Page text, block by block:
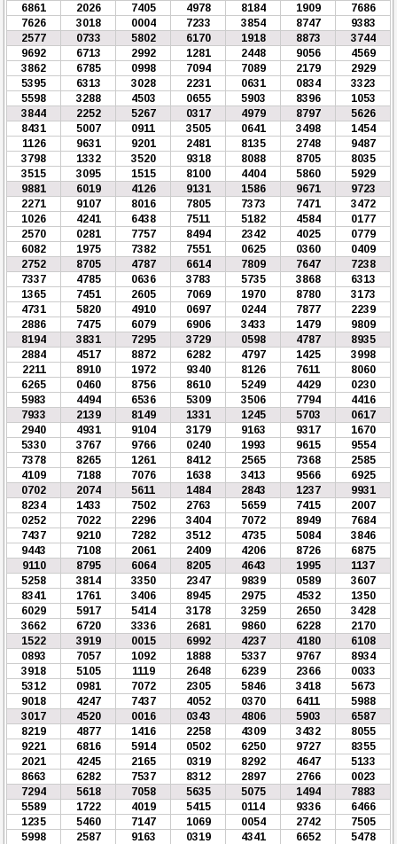
6861
2026 7405 4978 8184 1909
7686
7626
3018 0004 7233 3854 8747
9383
2577
0733 5802 6170 1918 8873
3744
9692
6713 2992 1281 2448 9056
4569
3862
6785 0998 7094 7089 2179
2929
5395
6313 3028 2231 0631 0834
3323
5598
3288 4503 0655 5903 8396
1053
3844
2252 5267 0317 4979 8797
5626
8431
5007 0911 3505 0641 3498
1454
1126
9631 9201 2481 8135 2748
9487
3798
1332 3520 9318 8088 8705
8035
3515
3095 1515 8100 4404 5860
5929
9881
6019 4126 9131 1586 9671
9723
2271
9107 8016 7805 7373 7471
3472
1026
4241 6438 7511 5182 4584
0177
2570
0281 7757 8494 2342 4025
0779
6082
1975 7382 7551 0625 0360
0409
2752
8705 4787 6614 7809 7647
7238
7337
4785 0636 3783 5735 3868
6313
1365
7451 2605 7069 1970 8780
3173
4731
5820 4910 0697 0244 7877
2239
2886
7475 6079 6906 3433 1479
9809
8194
3831 7295 3729 0598 4787
8935
2884
4517 8872 6282 4797 1425
3998
2211
8910 1972 9340 8126 7611
8060
6265
0460 8756 8610 5249 4429
0230
5983
4494 6536 5309 3506 7794
4416
7933
2139 8149 1331 1245 5703
0617
2940
4931 9104 3179 9163 9317
1670
5330
3767 9766 0240 1993 9615
9554
7378
8265 1261 8412 2565 7368
2585
4109
7188 7076 1638 3413 9566
6925
0702
2074 5611 1484 2843 1237
9931
8234
1433 7502 2763 5659 7415
2007
0252
7022 2296 3404 7072 8949
7684
7437
9210 7282 3512 4735 5084
3846
9443
7108 2061 2409 4206 8726
6875
9110
8795 6064 8205 4643 1995
1137
5258
3814 3350 2347 9839 0589
3607
8341
1761 3406 8945 2975 4532
1350
6029
5917 5414 3178 3259 2650
3428
3662
6720 3336 2681 9860 6228
2170
1522
3919 0015 6992 4237 4180
6108
0893
7057 1092 1888 5337 9767
8934
3918
5105 1119 2648 6239 2366
0033
5312
0981 7072 2305 5846 3418
5673
9018
4247 7437 4052 0370 6411
5988
3017
4520 0016 0343 4806 5903
6587
8219
4877 1416 2258 4309 3432
8055
9221
6816 5914 0502 6250 9727
8355
2021
4245 2165 0319 8292 4647
5133
8663
6282 7537 8312 2897 2766
0023
7294
5618 7058 5635 5075 1494
7883
5589
1722 4019 5415 0114 9336
6466
1235
5460 7147 1069 0054 2742
7505
5998
2587 9163 0319 4341 6652
5478